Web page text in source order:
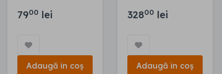
7900 lei
Adaugă în coș
32800 lei
Adaugă în coș